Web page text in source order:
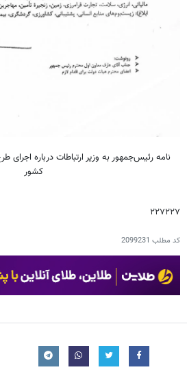
نامه رئیس‌جمهور به وزیر ارتباطات درباره
کشور
۲۲۷۲۲۷
کد مطلب 2099231